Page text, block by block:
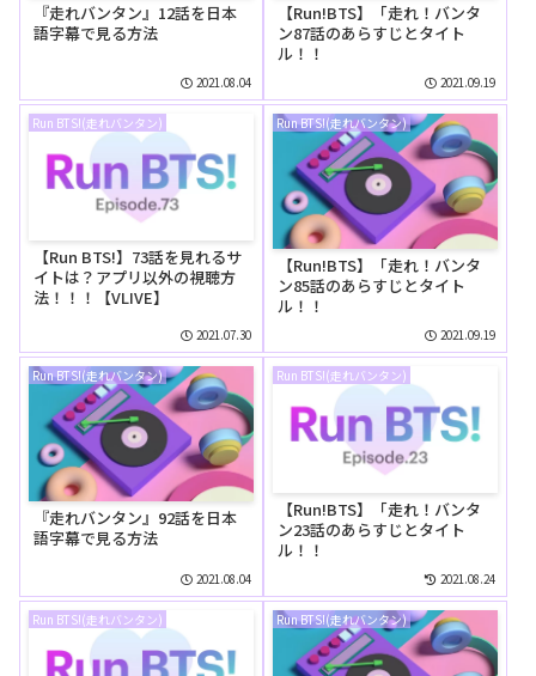
『走れバンタン』12話を日本
語字幕で見る方法
2021.08.04
【Run!BTS】「走れ！バンタ
ン87話のあらすじとタイト
ル！！
2021.09.19
Run BTS!(走れバンタン)
【Run BTS!】73話を見れるサ
イトは？アプリ以外の視聴方
法！！！【VLIVE】
2021.07.30
Run BTS!(走れバンタン)
【Run!BTS】「走れ！バンタ
ン85話のあらすじとタイト
ル！！
2021.09.19
Run BTS!(走れバンタン)
『走れバンタン』92話を日本
語字幕で見る方法
2021.08.04
Run BTS!(走れバンタン)
【Run!BTS】「走れ！バンタ
ン23話のあらすじとタイト
ル！！
2021.08.24
Run BTS!(走れバンタン) Run BTS!(走れバンタン)